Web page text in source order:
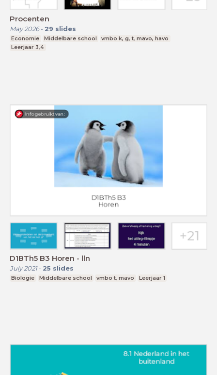
Procenten
May 2026- 29 slides
Economie Middelbare school
vmbo k, g, t, mavo, havo
Leerjaar 3,4
D1BTh5 B3 Horen - lln
July 2021- 25 slides
Biologie Middelbare school vmbo t, mavo Leerjaar 1